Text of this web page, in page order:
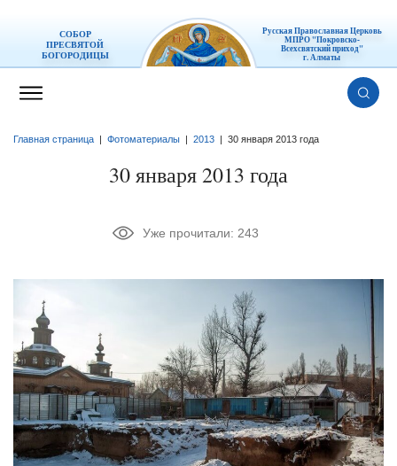
СОБОР
ПРЕСВЯТОЙ
БОГОРОДИЦЫ
Русская Православная Церковь
МПРО "Покровско-
Всехсвятский приход"
г. Алматы
Главная страница Фотоматериалы 2013 30 января 2013 года
30 января 2013 года
Уже прочитали: 243